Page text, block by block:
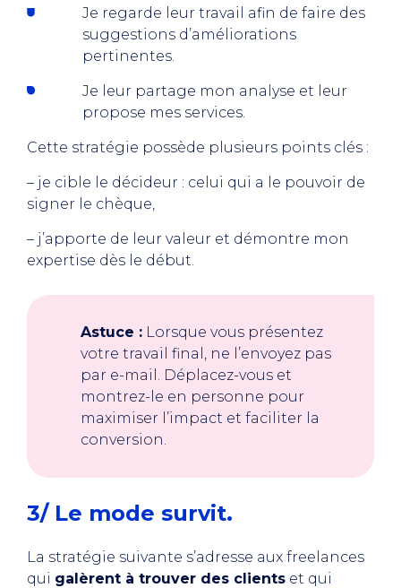
Je regarde leur travail afin de faire des
suggestions d’améliorations
pertinentes.
Je leur partage mon analyse et leur
propose mes services.
Cette stratégie possède plusieurs points clés :
– je cible le décideur : celui qui a le pouvoir de
signer le chèque,
– j’apporte de leur valeur et démontre mon
expertise dès le début.
Astuce : Lorsque vous présentez
votre travail final, ne l’envoyez pas
par e-mail. Déplacez-vous et
montrez-le en personne pour
maximiser l’impact et faciliter la
conversion.
3/ Le mode survit.
La stratégie suivante s’adresse aux freelances
qui galèrent à trouver des clients et qui